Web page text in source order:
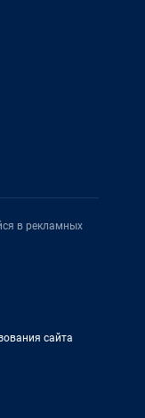
в рекламных
сайта